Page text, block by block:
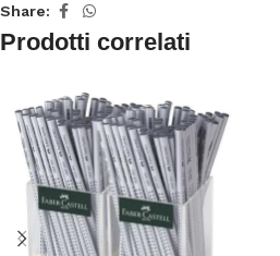
Share:
Prodotti correlati